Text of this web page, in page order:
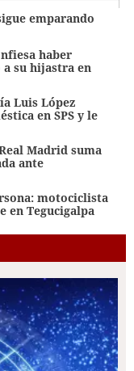
emparando
haber
a su hijastra en
Luis López
en SPS y le
Madrid suma
ante
motociclista
en Tegucigalpa